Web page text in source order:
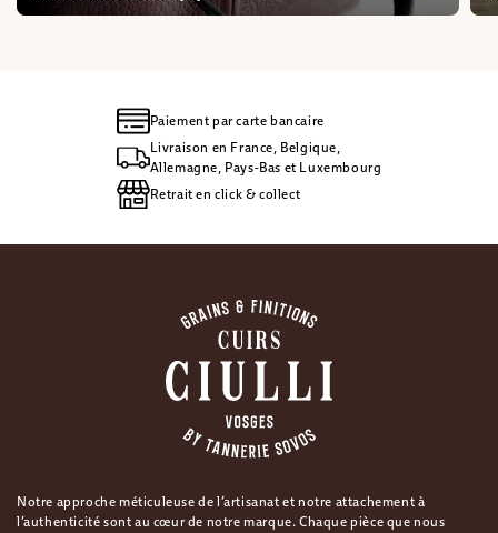
Paiement par carte bancaire
Livraison en France, Belgique,
Allemagne, Pays-Bas et Luxembourg
Retrait en click & collect
Notre approche méticuleuse de l’artisanat et notre attachement à
l’authenticité sont au cœur de notre marque. Chaque pièce que nous